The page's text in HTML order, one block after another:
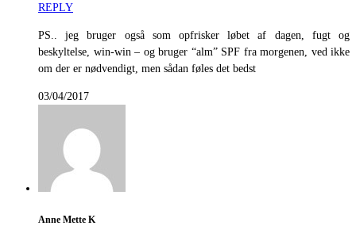
REPLY
PS.. jeg bruger også som opfrisker løbet af dagen, fugt og
beskyltelse, win-win – og bruger “alm” SPF fra morgenen, ved ikke
om der er nødvendigt, men sådan føles det bedst
03/04/2017
Anne Mette K